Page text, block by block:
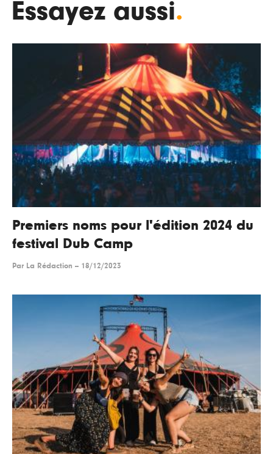
Essayez aussi.
Premiers noms pour l'édition 2024 du
festival Dub Camp
Par La Rédaction -- 18/12/2023